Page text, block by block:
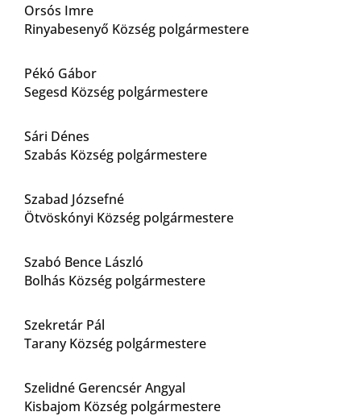
Orsós Imre
Rinyabesenyő Község polgármestere
Pékó Gábor
Segesd Község polgármestere
Sári Dénes
Szabás Község polgármestere
Szabad Józsefné
Ötvöskónyi Község polgármestere
Szabó Bence László
Bolhás Község polgármestere
Szekretár Pál
Tarany Község polgármestere
Szelidné Gerencsér Angyal
Kisbajom Község polgármestere